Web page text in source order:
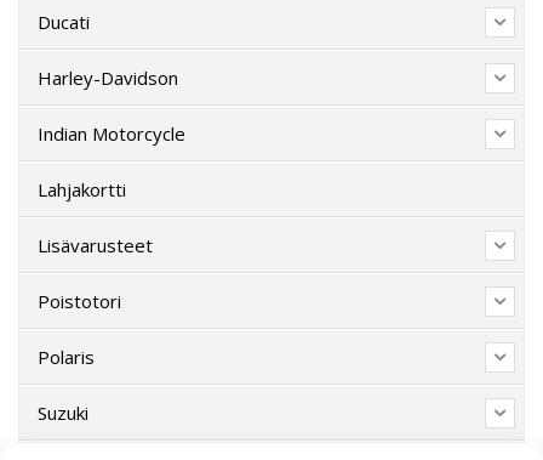
Ducati
Harley-Davidson
Indian Motorcycle
Lahjakortti
Lisävarusteet
Poistotori
Polaris
Suzuki